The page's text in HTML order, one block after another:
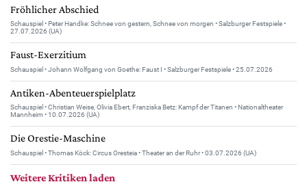
Service
Shop / Abo
Newsletter
Redaktion
Autor:innen
Partner
Mediadaten
Suche
Fröhlicher Abschied
Schauspiel • Peter Handke: Schnee von gestern, Schnee von morgen • Salzburger Festspiele •
27.07.2026 (UA)
Faust-Exerzitium
Schauspiel • Johann Wolfgang von Goethe: Faust I • Salzburger Festspiele • 25.07.2026
Antiken-Abenteuerspielplatz
Schauspiel • Christian Weise, Olivia Ebert, Franziska Betz: Kampf der Titanen • Nationaltheater
Mannheim • 10.07.2026 (UA)
Die Orestie-Maschine
Schauspiel • Thomas Köck: Circus Oresteia • Theater an der Ruhr • 03.07.2026 (UA)
Weitere Kritiken laden